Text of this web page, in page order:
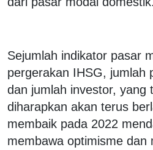
Sejumlah indikator pasar
pergerakan IHSG, jumlah
dan jumlah investor, yang
diharapkan akan terus
membaik pada 2022
membawa optimisme dan